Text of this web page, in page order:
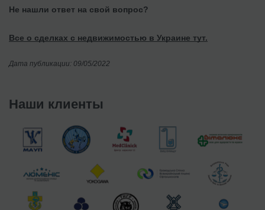
Не нашли ответ на свой вопрос?
Все о сделках с недвижимостью в Украине тут.
Дата публикации: 09/05/2022
Наши клиенты